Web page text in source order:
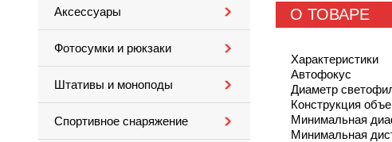
Аксессуары
Фотосумки и рюкзаки
Штативы и моноподы
Спортивное снаряжение
О ТОВАРЕ
Характеристики
Автофокус
Диаметр
Конструкция
Минимальная
Минимальная